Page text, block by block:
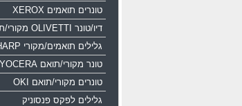
טונרים תואמים XEROX
דיו/טונר OLIVETTI מקורי/תואם
גלילים תואמים/מקורי SHARP
טונר מקורי/תואם KYOCERA
טונרים מקורי/תואם OKI
גלילים לפקס פנסוניק